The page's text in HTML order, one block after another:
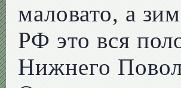
маловато, а
РФ это вся
Нижнего